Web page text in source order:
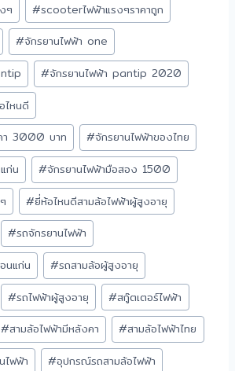
ๆ #scooterไฟฟ้าแรงๆราคาถูก
#จักรยานไฟฟ้า one
#จักรยานไฟฟ้า pantip 2020
ไหนดี
า 3000 บาท #จักรยานไฟฟ้าของไทย
ก่น #จักรยานไฟฟ้ามือสอง 1500
#ยี่ห้อไหนดีสามล้อไฟฟ้าผู้สูงอายุ
#รถจักรยานไฟฟ้า
นแก่น #รถสามล้อผู้สูงอายุ
#รถไฟฟ้าผู้สูงอายุ #สกู๊ตเตอร์ไฟฟ้า
#สามล้อไฟฟ้ามีหลังคา #สามล้อไฟฟ้าไทย
ฟฟ้า #อุปกรณ์รถสามล้อไฟฟ้า